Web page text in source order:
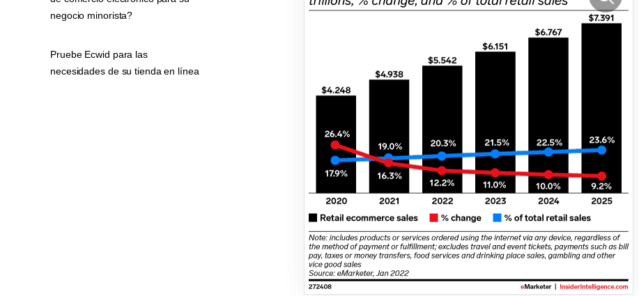
negocio minorista?
Pruebe Ecwid para las
necesidades de su tienda en línea